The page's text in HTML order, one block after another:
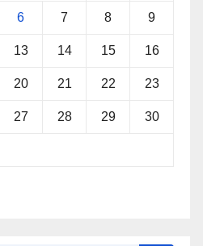
6 7 8 9
13 14 15 16
20 21 22 23
27 28 29 30